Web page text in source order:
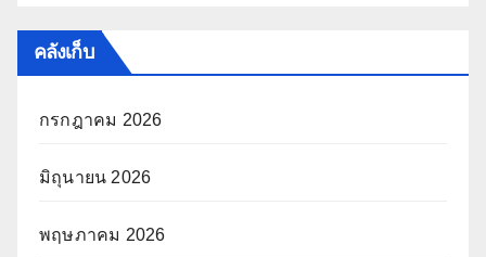
คลังเก็บ
กรกฎาคม 2026
มิถุนายน 2026
พฤษภาคม 2026